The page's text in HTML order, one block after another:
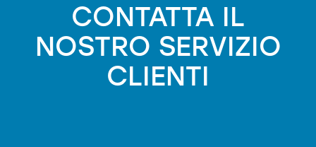
CONTATTA IL
NOSTRO SERVIZIO
CLIENTI